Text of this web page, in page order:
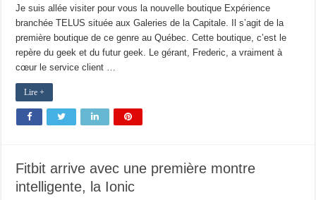
Je suis allée visiter pour vous la nouvelle boutique Expérience
branchée TELUS située aux Galeries de la Capitale. Il s’agit de la
première boutique de ce genre au Québec. Cette boutique, c’est le
repère du geek et du futur geek. Le gérant, Frederic, a vraiment à
cœur le service client …
Lire +
Fitbit arrive avec une première montre
intelligente, la Ionic